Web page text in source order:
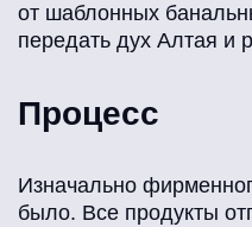
от шаблонных
передать дух Алтая и
Процесс
Изначально
было. Все продукты